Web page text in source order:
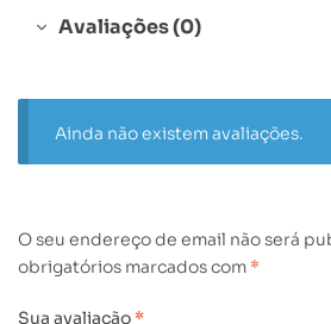
Avaliações (0)
Ainda não existem avaliações.
O seu endereço de email não será
obrigatórios marcados com *
Sua avaliação *